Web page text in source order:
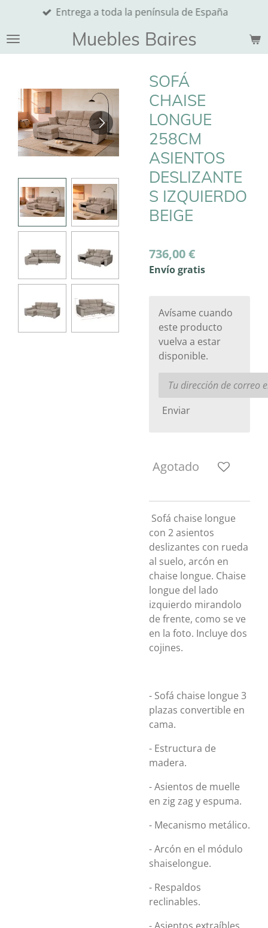
contenido
principal
Muebles Baires
Entrega a toda la península de España
SOFÁ
CHAISE
LONGUE
258CM
ASIENTOS
DESLIZANTE
S IZQUIERDO
BEIGE
736,00 €
Envío gratis
Avísame cuando
este producto
vuelva a estar
disponible.
Enviar
Agotado
Sofá chaise longue
con 2 asientos
deslizantes con rueda
al suelo, arcón en
chaise longue. Chaise
longue del lado
izquierdo mirandolo
de frente, como se ve
en la foto. Incluye dos
cojines.
- Sofá chaise longue 3
plazas convertible en
cama.
- Estructura de
madera.
- Asientos de muelle
en zig zag y espuma.
- Mecanismo metálico.
- Arcón en el módulo
shaiselongue.
- Respaldos
reclinables.